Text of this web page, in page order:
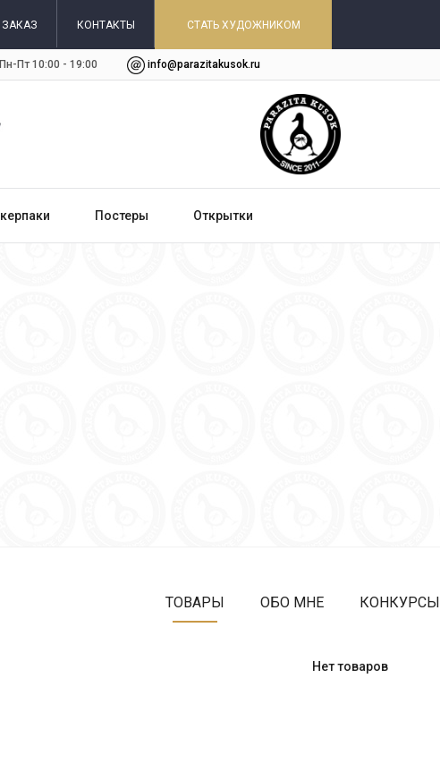
ЗАКАЗ КОНТАКТЫ СТАТЬ ХУДОЖНИКОМ
Пн-Пт 10:00 - 19:00 info@parazitakusok.ru
Постеры Открытки
ТОВАРЫ ОБО МНЕ КОНКУРСЫ
Нет товаров